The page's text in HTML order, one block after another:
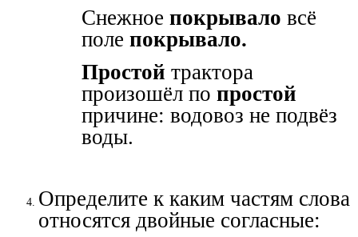
Снежноепокрывало всё
полепокрывало.
Простой трактора
произошёл попростой
причине: водовоз не подвёз
воды.
Определите к каким частям слова
относятся двойные согласные: